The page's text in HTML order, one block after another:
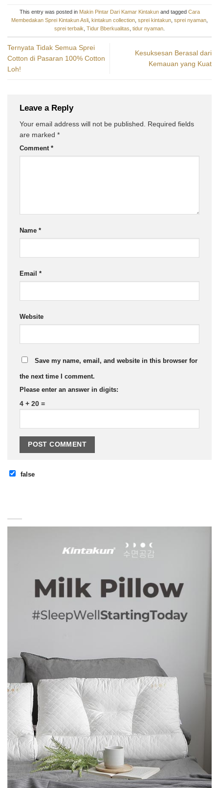
This entry was posted in Makin Pintar Dari Kamar Kintakunand tagged Cara
Membedakan Sprei Kintakun Asli kintakun collection sprei kintakun sprei nyaman
sprei terbaik Tidur Bberkualitas tidur nyaman
Ternyata Tidak Semua Sprei
Cotton di Pasaran 100% Cotton
Loh!
Kesuksesan Berasal dari
Kemauan yang Kuat
Leave a Reply
Your email address will not be published. Required fields
are marked *
Comment *
Name *
Email *
Website
Save my name, email, and website in this browser for
the next time I comment.
Please enter an answer in digits:
4 + 20 =
false